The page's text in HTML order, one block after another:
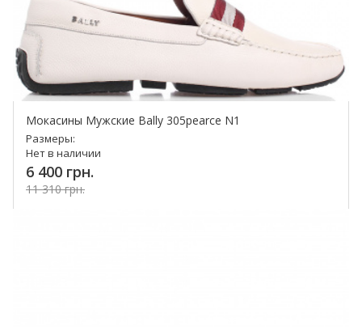
Мокасины Мужские Bally 305pearce N1
Размеры:
Нет в наличии
6 400 грн.
11 310 грн.